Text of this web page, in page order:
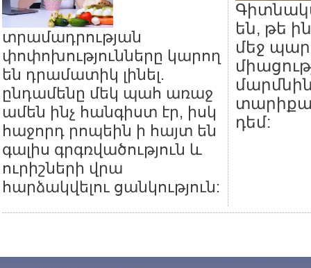
տրամադրության
փոփոխությունները կարող
են դրամատիկ լինել.
ընդամենը մեկ պահ առաջ
ամեն ինչ հանգիստ էր, իսկ
հաջորդ րոպեին ի հայտ են
գալիս գրգռվածություն և
ուրիշների վրա
հարձակվելու ցանկություն:
են, թե
մեջ
դեմ: